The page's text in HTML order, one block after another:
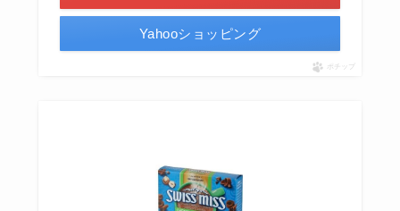
Yahooショッピング
ポチップ